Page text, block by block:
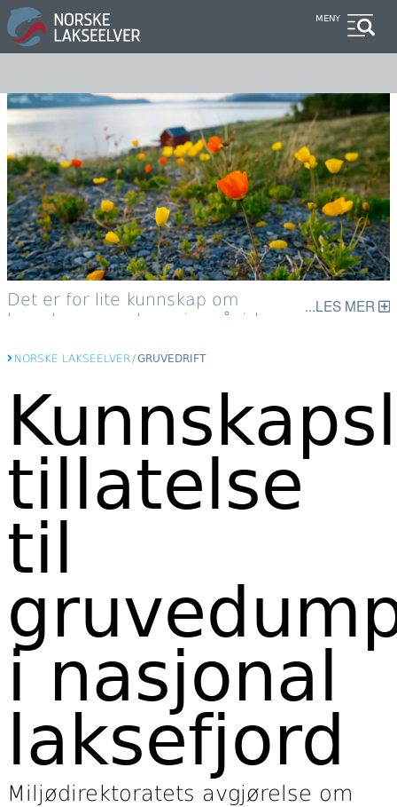
Hopp
til
hovedinnhold
MENY
Det er for lite kunnskap om
hvordan gruvedeponier påvirker
hvor gruveselskapet Nussir har
LES MER
NORSKE LAKSEELVER/GRUVEDRIFT
tillatelse
til
i nasjonal
laksefjord
Miljødirektoratets avgjørelse om